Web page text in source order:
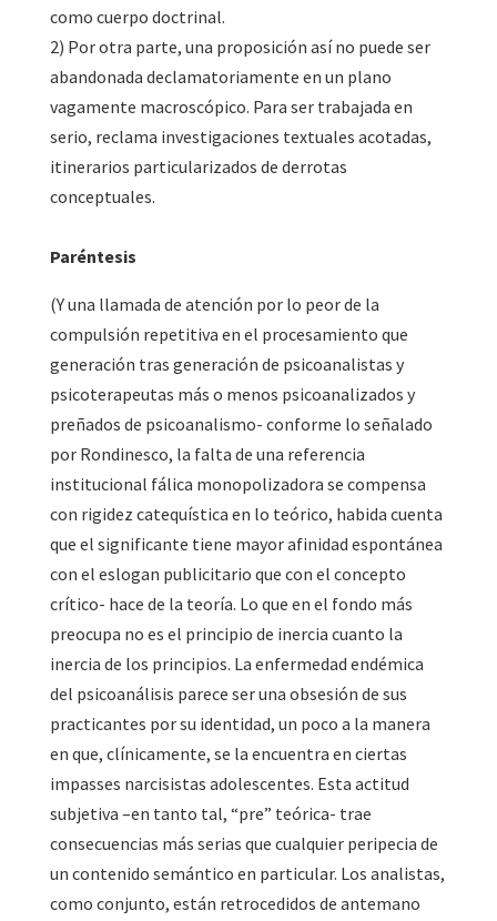
como cuerpo doctrinal.
2) Por otra parte, una proposición así no puede ser
abandonada declamatoriamente en un plano
vagamente macroscópico. Para ser trabajada en
serio, reclama investigaciones textuales acotadas,
itinerarios particularizados de derrotas
conceptuales.
Paréntesis
(Y una llamada de atención por lo peor de la
compulsión repetitiva en el procesamiento que
generación tras generación de psicoanalistas y
psicoterapeutas más o menos psicoanalizados y
preñados de psicoanalismo- conforme lo señalado
por Rondinesco, la falta de una referencia
institucional fálica monopolizadora se compensa
con rigidez catequística en lo teórico, habida cuenta
que el significante tiene mayor afinidad espontánea
con el eslogan publicitario que con el concepto
crítico- hace de la teoría. Lo que en el fondo más
preocupa no es el principio de inercia cuanto la
inercia de los principios. La enfermedad endémica
del psicoanálisis parece ser una obsesión de sus
practicantes por su identidad, un poco a la manera
en que, clínicamente, se la encuentra en ciertas
impasses narcisistas adolescentes. Esta actitud
subjetiva –en tanto tal, “pre” teórica- trae
consecuencias más serias que cualquier peripecia de
un contenido semántico en particular. Los analistas,
como conjunto, están retrocedidos de antemano